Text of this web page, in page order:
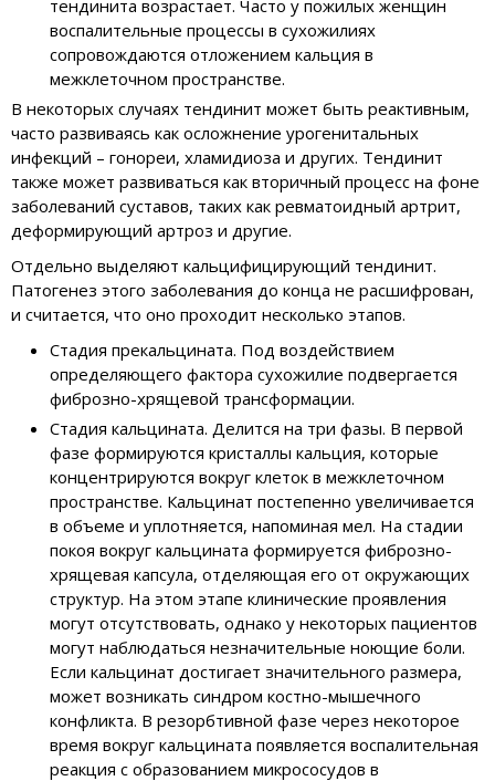
тендинита возрастает. Часто у пожилых женщин
воспалительные процессы в сухожилиях
сопровождаются отложением кальция в
межклеточном пространстве.
В некоторых случаях тендинит может быть реактивным,
часто развиваясь как осложнение урогенитальных
инфекций – гонореи, хламидиоза и других. Тендинит
также может развиваться как вторичный процесс на фоне
заболеваний суставов, таких как ревматоидный артрит,
деформирующий артроз и другие.
Отдельно выделяют кальцифицирующий тендинит.
Патогенез этого заболевания до конца не расшифрован,
и считается, что оно проходит несколько этапов.
Стадия прекальцината. Под воздействием
определяющего фактора сухожилие подвергается
фиброзно-хрящевой трансформации.
Стадия кальцината. Делится на три фазы. В первой
фазе формируются кристаллы кальция, которые
концентрируются вокруг клеток в межклеточном
пространстве. Кальцинат постепенно увеличивается
в объеме и уплотняется, напоминая мел. На стадии
покоя вокруг кальцината формируется фиброзно-
хрящевая капсула, отделяющая его от окружающих
структур. На этом этапе клинические проявления
могут отсутствовать, однако у некоторых пациентов
могут наблюдаться незначительные ноющие боли.
Если кальцинат достигает значительного размера,
может возникать синдром костно-мышечного
конфликта. В резорбтивной фазе через некоторое
время вокруг кальцината появляется воспалительная
реакция с образованием микрососудов в